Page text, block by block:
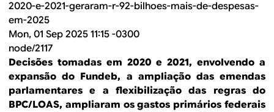
2020-e-2021-geraram-r-92-bilhoes-mais-de-despesas-
em-2025
Mon, 01 Sep 2025 11:15 -0300
node/2117
Decisões tomadas em 2020 e 2021, envolvendo a
expansão do Fundeb, a ampliação das emendas
parlamentares e a flexibilização das regras do
BPC/LOAS, ampliaram os gastos primários federais